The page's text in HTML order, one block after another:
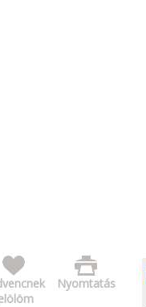
Nyomtatás